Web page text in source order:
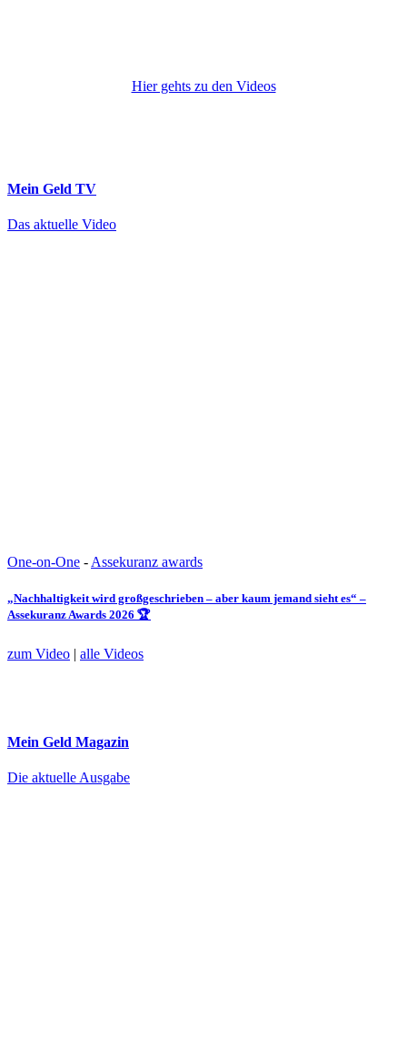
Hier gehts zu den Videos
Mein Geld TV
Das aktuelle Video
One-on-One -Assekuranz awards
„Nachhaltigkeit wird großgeschrieben – aber kaum jemand sieht es“ –
Assekuranz Awards 2026 🏆
zum Video | alle Videos
Mein Geld Magazin
Die aktuelle Ausgabe